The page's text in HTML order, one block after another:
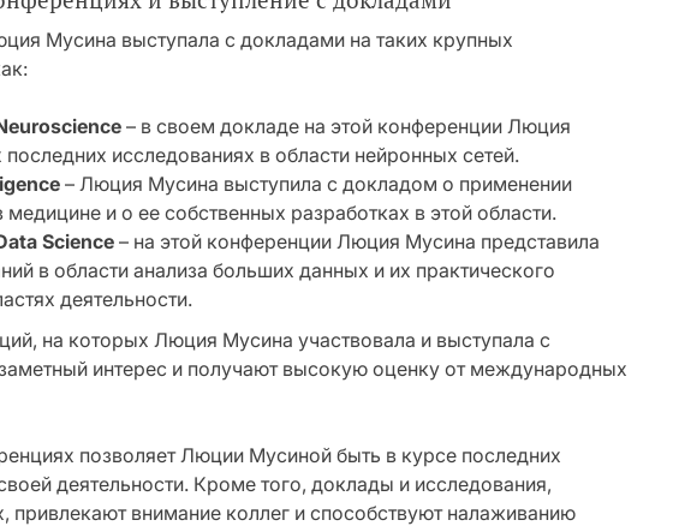
Мусина выступала с докладами на таких крупных
– в своем докладе на этой конференции Люция
исследованиях в области нейронных сетей.
– Люция Мусина выступила с докладом о применении
медицине и о ее собственных разработках в этой области.
Science – на этой конференции Люция Мусина представила
в области анализа больших данных и их практического
деятельности.
на которых Люция Мусина участвовала и выступала с
интерес и получают высокую оценку от международных
позволяет Люции Мусиной быть в курсе последних
деятельности. Кроме того, доклады и исследования,
привлекают внимание коллег и способствуют налаживанию